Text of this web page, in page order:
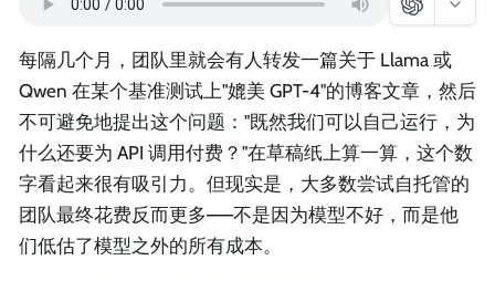
每隔几个月，团队里就会有人转发一篇关于 Llama 或
Qwen 在某个基准测试上"媲美 GPT-4"的博客文章，然后
不可避免地提出这个问题："既然我们可以自己运行，为
什么还要为 API 调用付费？"在草稿纸上算一算，这个数
字看起来很有吸引力。但现实是，大多数尝试自托管的
团队最终花费反而更多——不是因为模型不好，而是他
们低估了模型之外的所有成本。